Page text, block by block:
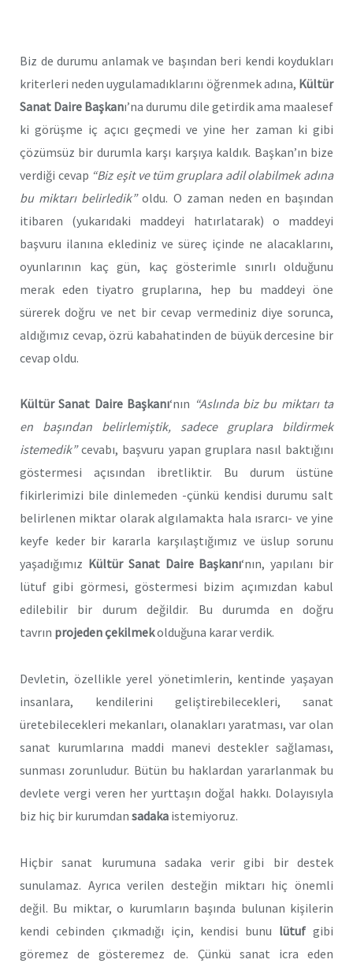
Biz de durumu anlamak ve başından beri kendi koydukları
kriterleri neden uygulamadıklarını öğrenmek adına, Kültür
Sanat Daire Başkanı’na durumu dile getirdik ama maalesef
ki görüşme iç açıcı geçmedi ve yine her zaman ki gibi
çözümsüz bir durumla karşı karşıya kaldık. Başkan’ın bize
verdiği cevap “Biz eşit ve tüm gruplara adil olabilmek adına
bu miktarı belirledik”oldu. O zaman neden en başından
itibaren (yukarıdaki maddeyi hatırlatarak) o maddeyi
başvuru ilanına eklediniz ve süreç içinde ne alacaklarını,
oyunlarının kaç gün, kaç gösterimle sınırlı olduğunu
merak eden tiyatro gruplarına, hep bu maddeyi öne
sürerek doğru ve net bir cevap vermediniz diye sorunca,
aldığımız cevap, özrü kabahatinden de büyük dercesine bir
cevap oldu.
Kültür Sanat Daire Başkanı‘nın “Aslında biz bu miktarı ta
en başından belirlemiştik, sadece gruplara bildirmek
istemedik”cevabı, başvuru yapan gruplara nasıl baktığını
göstermesi açısından ibretliktir. Bu durum üstüne
fikirlerimizi bile dinlemeden -çünkü kendisi durumu salt
belirlenen miktar olarak algılamakta hala ısrarcı- ve yine
keyfe keder bir kararla karşılaştığımız ve üslup sorunu
yaşadığımız Kültür Sanat Daire Başkanı‘nın, yapılanı bir
lütuf gibi görmesi, göstermesi bizim açımızdan kabul
edilebilir bir durum değildir. Bu durumda en doğru
tavrın projeden çekilmekolduğuna karar verdik.
Devletin, özellikle yerel yönetimlerin, kentinde yaşayan
insanlara, kendilerini geliştirebilecekleri, sanat
üretebilecekleri mekanları, olanakları yaratması, var olan
sanat kurumlarına maddi manevi destekler sağlaması,
sunması zorunludur. Bütün bu haklardan yararlanmak bu
devlete vergi veren her yurttaşın doğal hakkı. Dolayısıyla
biz hiç bir kurumdan sadaka istemiyoruz.
Hiçbir sanat kurumuna sadaka verir gibi bir destek
sunulamaz. Ayrıca verilen desteğin miktarı hiç önemli
değil. Bu miktar, o kurumların başında bulunan kişilerin
kendi cebinden çıkmadığı için, kendisi bunu lütufgibi
göremez de gösteremez de. Çünkü sanat icra eden